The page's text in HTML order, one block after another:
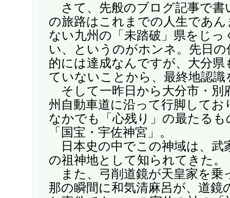
さて、先般のブログ記事で書
の旅路はこれまでの人生であ
ない九州の「未踏破」県をじっ
い、というのがホンネ。先日
的には達成なんですが、大分県
ていないことから、最終地認識
そして一昨日から大分市・別
州自動車道に沿って行脚してお
なかでも「心残り」の最たる
「国宝・宇佐神宮」。
日本史の中でこの神域は、武
の祖神地として知られてきた。
また、弓削道鏡が天皇家を乗
那の瞬間に和気清麻呂が、道鏡